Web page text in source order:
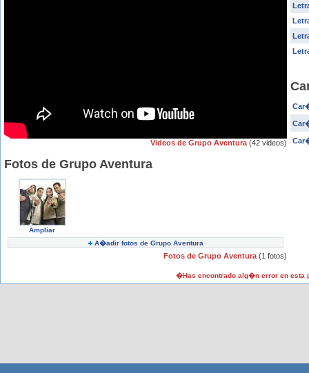
Videos de Grupo Aventura (42 videos)
Fotos de Grupo Aventura
Ampliar
A�adir fotos de Grupo Aventura
Fotos de Grupo Aventura (1 fotos)
�Has encontrado alg�n error en esta